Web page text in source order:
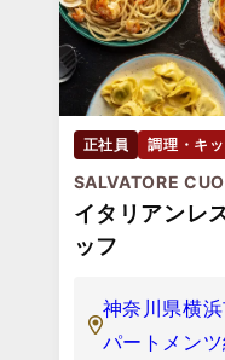
正社員 調理・キ
SALVATORE
イタリアンレ
ッフ
神奈川県横
パートメン